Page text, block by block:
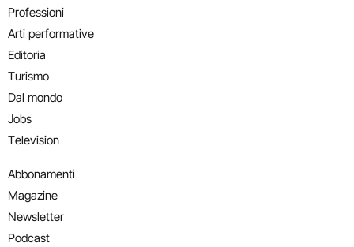
Professioni
Arti performative
Editoria
Turismo
Dal mondo
Jobs
Television
Abbonamenti
Magazine
Newsletter
Podcast